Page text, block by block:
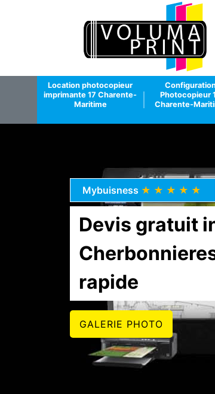
Location photocopieur
imprimante 17 Charente-
Maritime
Photocopieur
Charente-
Mybuisness ★★★★★
Devis gratuit
rapide
GALERIE PHOTO